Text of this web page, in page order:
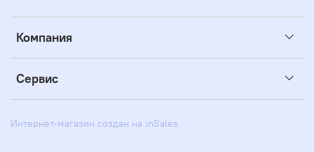
Компания
Сервис
Интернет-магазин создан на inSales